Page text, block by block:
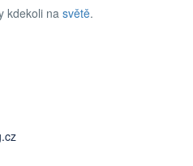
kdekoli na světě.